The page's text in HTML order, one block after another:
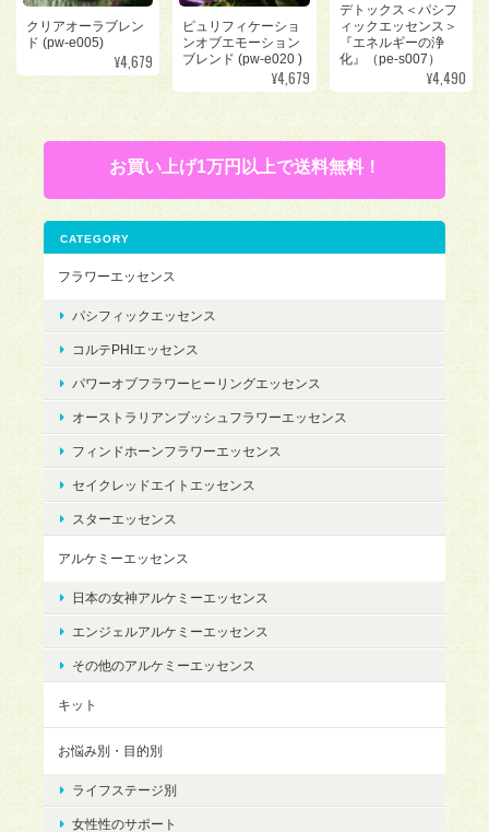
クリアオーラブレン
ド (pw-e005)
¥4,679
ピュリフィケーショ
ンオブエモーション
ブレンド (pw-e020 )
¥4,679
デトックス＜パシフ
ィックエッセンス＞
『エネルギーの浄
化』（pe-s007）
¥4,490
お買い上げ1万円以上で送料無料！
CATEGORY
フラワーエッセンス
パシフィックエッセンス
コルテPHIエッセンス
パワーオブフラワーヒーリングエッセンス
オーストラリアンブッシュフラワーエッセンス
フィンドホーンフラワーエッセンス
セイクレッドエイトエッセンス
スターエッセンス
アルケミーエッセンス
日本の女神アルケミーエッセンス
エンジェルアルケミーエッセンス
その他のアルケミーエッセンス
キット
お悩み別・目的別
ライフステージ別
女性性のサポート